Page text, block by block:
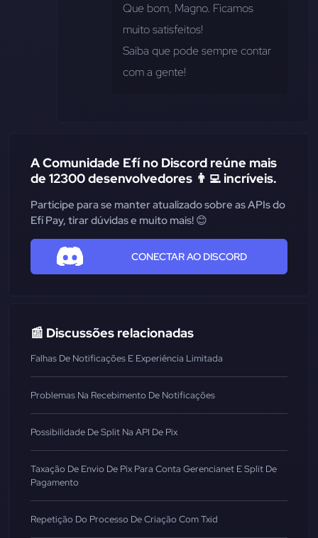
Que bom, Magno. Ficamos
muito satisfeitos!
Saiba que pode sempre contar
com a gente!
A Comunidade Efí no Discord reúne mais
de 12300 desenvolvedores 👨‍💻 incríveis.
Participe para se manter atualizado sobre as APIs do
Efí Pay, tirar dúvidas e muito mais! 😊
CONECTAR AO DISCORD
📰 Discussões relacionadas
Falhas De Notificações E Experiência Limitada
Problemas Na Recebimento De Notificações
Possibilidade De Split Na API De Pix
Taxação De Envio De Pix Para Conta Gerencianet E Split De
Pagamento
Repetição Do Processo De Criação Com Txid